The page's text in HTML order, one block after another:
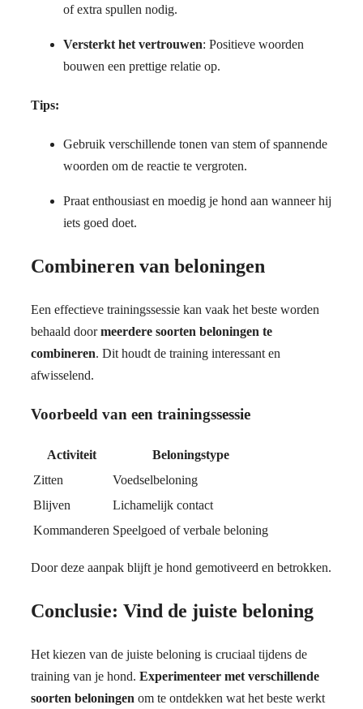
of extra spullen nodig.
Versterkt het vertrouwen: Positieve woorden
bouwen een prettige relatie op.
Tips:
Gebruik verschillende tonen van stem of spannende
woorden om de reactie te vergroten.
Praat enthousiast en moedig je hond aan wanneer hij
iets goed doet.
Combineren van beloningen
Een effectieve trainingssessie kan vaak het beste worden
behaald doormeerdere soorten beloningen te
combineren. Dit houdt de training interessant en
afwisselend.
Voorbeeld van een trainingssessie
Activiteit
Beloningstype
Zitten
Voedselbeloning
Blijven
Lichamelijk contact
Kommanderen Speelgoed of verbale beloning
Door deze aanpak blijft je hond gemotiveerd en betrokken.
Conclusie: Vind de juiste beloning
Het kiezen van de juiste beloning is cruciaal tijdens de
training van je hond. Experimenteer met verschillende
soorten beloningen om te ontdekken wat het beste werkt